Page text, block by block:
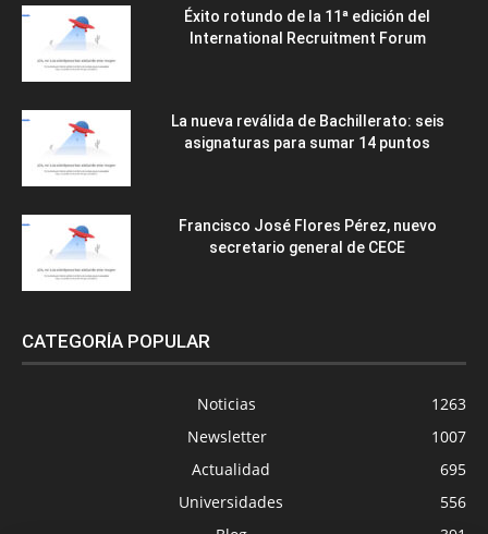
Éxito rotundo de la 11ª edición del
International Recruitment Forum
La nueva reválida de Bachillerato: seis
asignaturas para sumar 14 puntos
Francisco José Flores Pérez, nuevo
secretario general de CECE
CATEGORÍA POPULAR
Noticias
1263
Newsletter
1007
Actualidad
695
Universidades
556